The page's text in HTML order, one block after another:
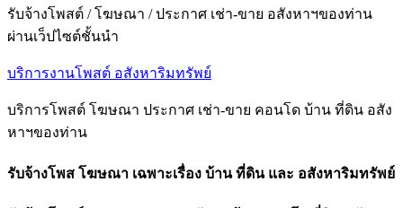
รับจ้างโพสต์ / โฆษณา / ประกาศ เช่า-ขาย อสังหาฯของท่าน
ผ่านเว็ปไซต์ชั้นนำ
บริการงานโพสต์ อสังหาริมทรัพย์
บริการโพสต์ โฆษณา ประกาศ เช่า-ขาย คอนโด บ้าน ที่ดิน อสัง
หาฯของท่าน
รับจ้างโพส โฆษณา เฉพาะเรื่อง บ้าน ที่ดิน และ อสังหาริมทรัพย์